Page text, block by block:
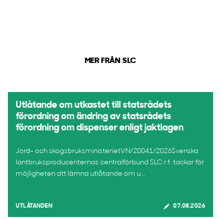
MER FRÅN SLC
Utlåtande om utkastet till statsrådets
förordning om ändring av statsrådets
förordning om dispenser enligt jaktlagen
Jord- och skogsbruksministerietVN/20041/2026Svenska
lantbruksproducenternas centralförbund SLC r.f. tackar för
möjligheten att lämna utlåtande om u...
UTLÅTANDEN 07.08.2026